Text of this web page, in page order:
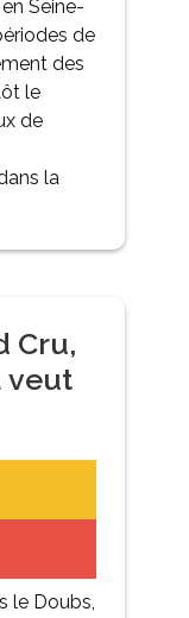
Seine-
de
des
le
de
la
Cru,
veut
le Doubs,